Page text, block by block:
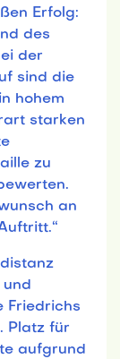
Erfolg:
des
der
sind die
hohem
starken
zu
an
und
Friedrichs
Platz für
aufgrund